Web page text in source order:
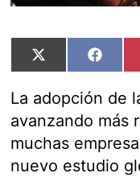
Compartir
en
X
en
La adopción de
avanzando más
muchas
nuevo estudio